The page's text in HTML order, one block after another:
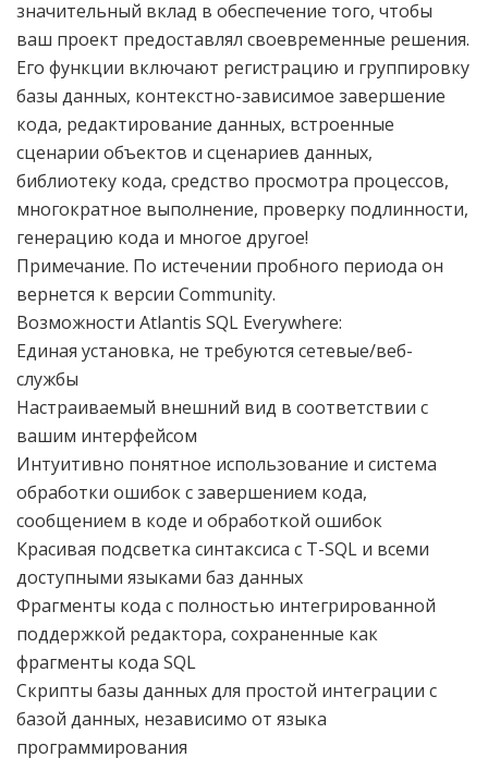
значительный вклад в обеспечение того, чтобы
ваш проект предоставлял своевременные решения.
Его функции включают регистрацию и группировку
базы данных, контекстно-зависимое завершение
кода, редактирование данных, встроенные
сценарии объектов и сценариев данных,
библиотеку кода, средство просмотра процессов,
многократное выполнение, проверку подлинности,
генерацию кода и многое другое!
Примечание. По истечении пробного периода он
вернется к версии Community.
Возможности Atlantis SQL Everywhere:
Единая установка, не требуются сетевые/веб-
службы
Настраиваемый внешний вид в соответствии с
вашим интерфейсом
Интуитивно понятное использование и система
обработки ошибок с завершением кода,
сообщением в коде и обработкой ошибок
Красивая подсветка синтаксиса с T-SQL и всеми
доступными языками баз данных
Фрагменты кода с полностью интегрированной
поддержкой редактора, сохраненные как
фрагменты кода SQL
Скрипты базы данных для простой интеграции с
базой данных, независимо от языка
программирования